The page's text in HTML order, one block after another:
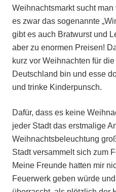
Weihnachtsmarkt sucht
es zwar das sogenannte
gibt es auch Bratwurst und
aber zu enormen Preisen!
kurz vor Weihnachten für
Deutschland bin und esse
und trinke Kinderpunsch.
Dafür, dass es keine
jeder Stadt das erstmalige
Weihnachtsbeleuchtung
Stadt versammelt sich zum
Meine Freunde hatten mir
Feuerwerk geben würde